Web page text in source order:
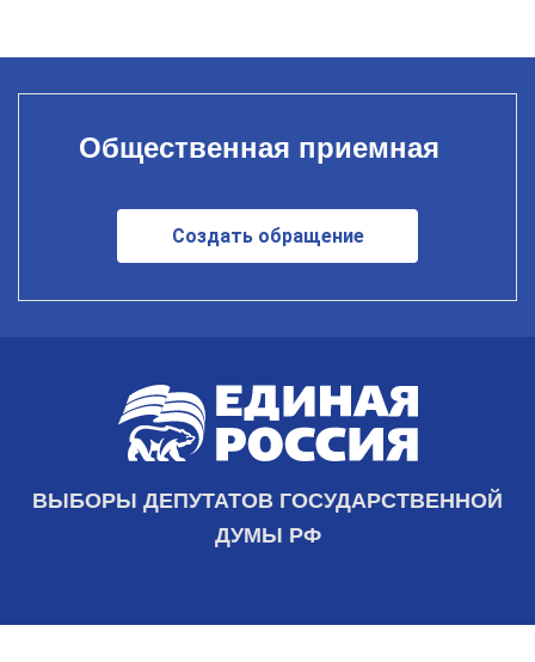
Общественная приемная
Создать обращение
ВЫБОРЫ ДЕПУТАТОВ ГОСУДАРСТВЕННОЙ
ДУМЫ РФ